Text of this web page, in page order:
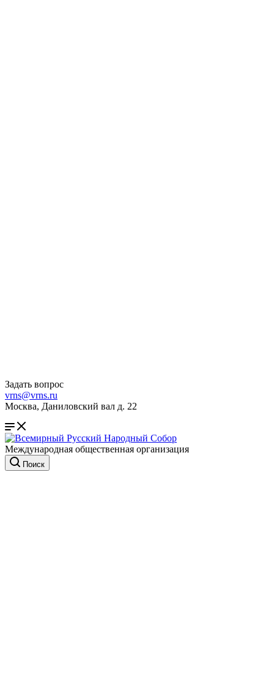
Задать вопрос
vrns@vrns.ru
Москва, Даниловский вал д. 22
Международная общественная организация
Поиск